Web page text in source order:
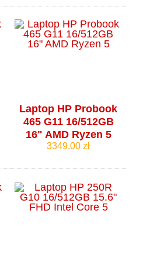
Laptop HP Probook
465 G11 16/512GB
16" AMD Ryzen 5
3349.00 zł